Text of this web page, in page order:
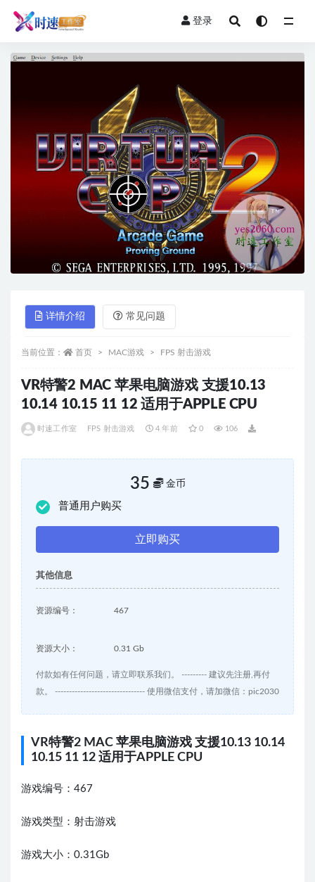
登录
详情介绍 常见问题
当前位置： 首页 MAC游戏 FPS 射击游戏
VR特警2 MAC 苹果电脑游戏 支援10.13
10.14 10.15 11 12 适用于APPLE CPU
时速工作室 FPS 射击游戏 4 年前 0 106
35 金币
普通用户购买
立即购买
其他信息
资源编号： 467
资源大小： 0.31 Gb
付款如有任何问题，请立即联系我们。 --------- 建议先注册,再付
款。 -------------------------------- 使用微信支付，请加微信：pic2030
VR特警2 MAC 苹果电脑游戏 支援10.13 10.14
10.15 11 12 适用于APPLE CPU
游戏编号：467
游戏类型：射击游戏
游戏大小：0.31Gb